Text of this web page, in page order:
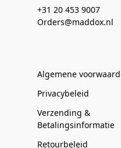
+31 20 453 9007
Orders@maddox.nl
Algemene
Privacybeleid
Verzending &
Betalingsinformatie
Retourbeleid